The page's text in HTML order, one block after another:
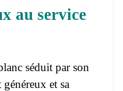
au service
séduit par son
et sa